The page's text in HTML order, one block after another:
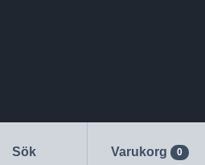
Sök Varukorg 0